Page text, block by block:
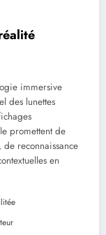
immersive
des lunettes
promettent de
reconnaissance
en